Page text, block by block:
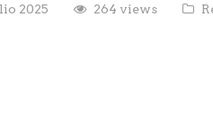
2025 264 views